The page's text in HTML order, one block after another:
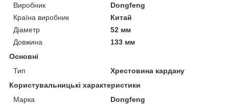
Виробник
Dongfeng
Країна виробник
Китай
Діаметр
52 мм
Довжина
133 мм
Основні
Тип
Хрестовина кардану
Користувальницькі характеристики
Марка
Dongfeng